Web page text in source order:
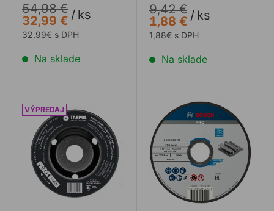
54,98 €
32,99 € / ks
32,99€ s DPH
Na sklade
9,42 €
1,88 € / ks
1,88€ s DPH
Na sklade
Kotúč rašpla šikmá 115x3x22,2mm DREVO NZ
Rezný kotúč BOSCH